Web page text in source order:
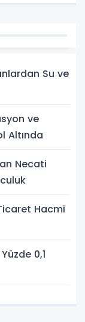
Su ve
ve
Altında
Necati
Hacmi
0,1